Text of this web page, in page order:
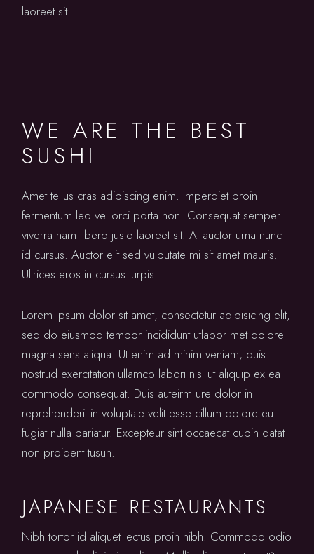
laoreet sit.
WE ARE THE BEST
SUSHI
Amet tellus cras adipiscing enim. Imperdiet proin
fermentum leo vel orci porta non. Consequat semper
viverra nam libero justo laoreet sit. At auctor urna nunc
id cursus. Auctor elit sed vulputate mi sit amet mauris.
Ultrices eros in cursus turpis.
Lorem ipsum dolor sit amet, consectetur adipisicing elit,
sed do eiusmod tempor incididunt utlabor met dolore
magna sens aliqua. Ut enim ad minim veniam, quis
nostrud exercitation ullamco labori nisi ut aliquip ex ea
commodo consequat. Duis auteirm ure dolor in
reprehenderit in voluptate velit esse cillum dolore eu
fugiat nulla pariatur. Excepteur sint occaecat cupin datat
non proident tusun.
JAPANESE RESTAURANTS
Nibh tortor id aliquet lectus proin nibh. Commodo odio